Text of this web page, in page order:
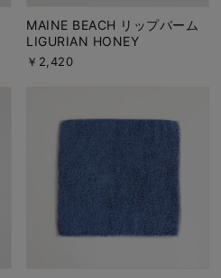
MAINE BEACH リップバーム
LIGURIAN HONEY
￥2,420